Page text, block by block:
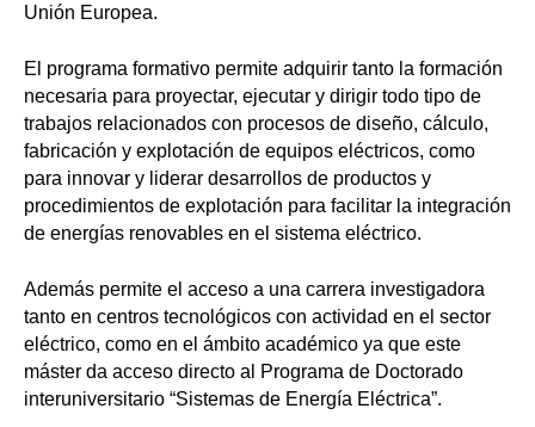
Unión Europea.
El programa formativo permite adquirir tanto la formación
necesaria para proyectar, ejecutar y dirigir todo tipo de
trabajos relacionados con procesos de diseño, cálculo,
fabricación y explotación de equipos eléctricos, como
para innovar y liderar desarrollos de productos y
procedimientos de explotación para facilitar la integración
de energías renovables en el sistema eléctrico.
Además permite el acceso a una carrera investigadora
tanto en centros tecnológicos con actividad en el sector
eléctrico, como en el ámbito académico ya que este
máster da acceso directo al Programa de Doctorado
interuniversitario “Sistemas de Energía Eléctrica”.